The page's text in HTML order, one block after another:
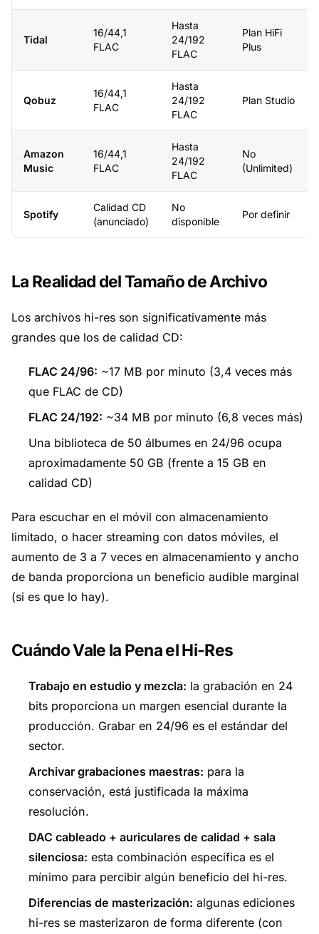
Tidal
16/44,1
FLAC
Hasta
24/192
FLAC
Plan HiFi
Plus
Qobuz
16/44,1
FLAC
Hasta
24/192
FLAC
Plan Studio
Amazon
Music
16/44,1
FLAC
Hasta
24/192
FLAC
No
(Unlimited)
Spotify
Calidad CD
(anunciado)
No
disponible
Por definir
La Realidad del Tamaño de Archivo
Los archivos hi-res son significativamente más
grandes que los de calidad CD:
FLAC 24/96: ~17 MB por minuto (3,4 veces más
que FLAC de CD)
FLAC 24/192: ~34 MB por minuto (6,8 veces más)
Una biblioteca de 50 álbumes en 24/96 ocupa
aproximadamente 50 GB (frente a 15 GB en
calidad CD)
Para escuchar en el móvil con almacenamiento
limitado, o hacer streaming con datos móviles, el
aumento de 3 a 7 veces en almacenamiento y ancho
de banda proporciona un beneficio audible marginal
(si es que lo hay).
Cuándo Vale la Pena el Hi-Res
Trabajo en estudio y mezcla: la grabación en 24
bits proporciona un margen esencial durante la
producción. Grabar en 24/96 es el estándar del
sector.
Archivar grabaciones maestras: para la
conservación, está justificada la máxima
resolución.
DAC cableado + auriculares de calidad + sala
silenciosa: esta combinación específica es el
mínimo para percibir algún beneficio del hi-res.
Diferencias de masterización: algunas ediciones
hi-res se masterizaron de forma diferente (con